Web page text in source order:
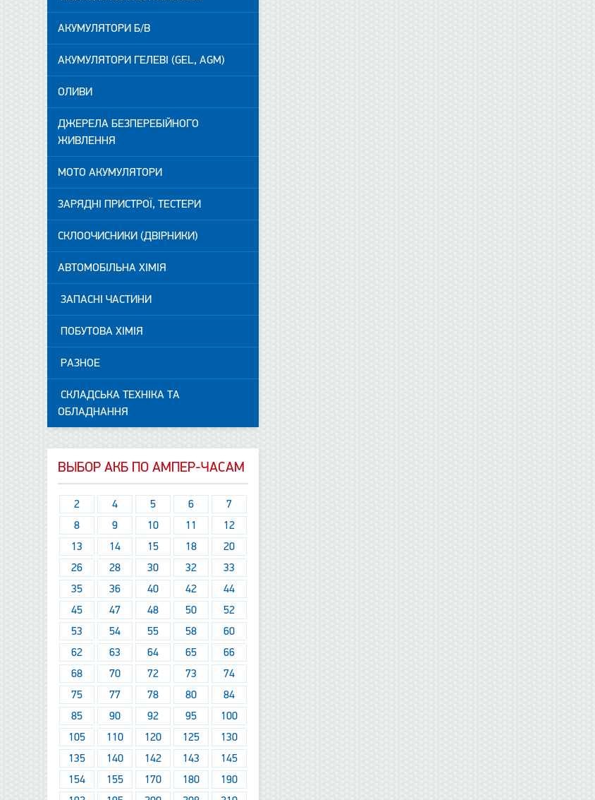
АКУМУЛЯТОРИ Б/В
АКУМУЛЯТОРИ ГЕЛЕВІ (GEL, AGM)
ОЛИВИ
ДЖЕРЕЛА БЕЗПЕРЕБІЙНОГО
ЖИВЛЕННЯ
МОТО АКУМУЛЯТОРИ
ЗАРЯДНІ ПРИСТРОЇ, ТЕСТЕРИ
СКЛООЧИСНИКИ (ДВІРНИКИ)
АВТОМОБІЛЬНА ХІМІЯ
ЗАПАСНІ ЧАСТИНИ
ПОБУТОВА ХІМІЯ
РАЗНОЕ
СКЛАДСЬКА ТЕХНІКА ТА
ОБЛАДНАННЯ
ВЫБОР АКБ ПО АМПЕР-ЧАСАМ
2 4 5 6
7
8
9 10 11
12
13
14 15 18
20
26
28 30 32
33
35
36 40 42
44
45
47 48 50
52
53
54 55 58
60
62
63 64 65
66
68
70 72 73
74
75
77 78 80
84
85
90 92 95
100
105
110 120 125
130
135
140 142 143
145
154
155 170 180
190